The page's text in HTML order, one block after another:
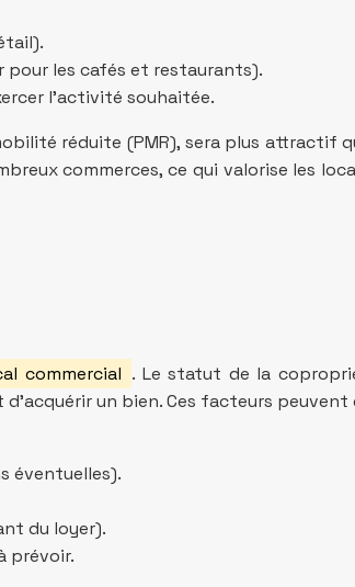
pour les cafés et restaurants).
l’activité souhaitée.
réduite (PMR), sera plus attractif
commerces, ce qui valorise les
commercial . Le statut de la
un bien. Ces facteurs
éventuelles).
du loyer).
prévoir.